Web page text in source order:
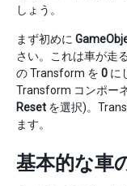
しょう。
まず初めに
さい。これは車が走
の Transform を 0 に
Transform コンポー
Reset を選択)。
ます。
基本的な車